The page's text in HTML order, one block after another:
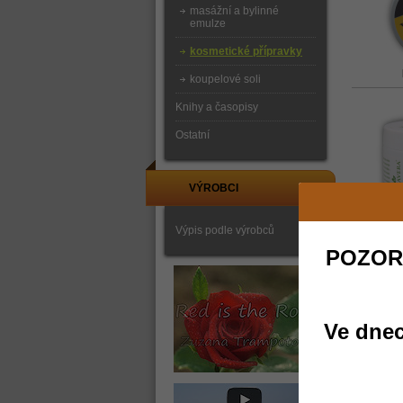
masážní a bylinné
emulze
kosmetické přípravky
koupelové soli
Knihy a časopisy
Ostatní
VÝROBCI
Výpis podle výrobců
Ve